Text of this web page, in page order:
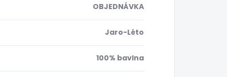
OBJEDNÁVKA
Jaro-Léto
100% bavlna